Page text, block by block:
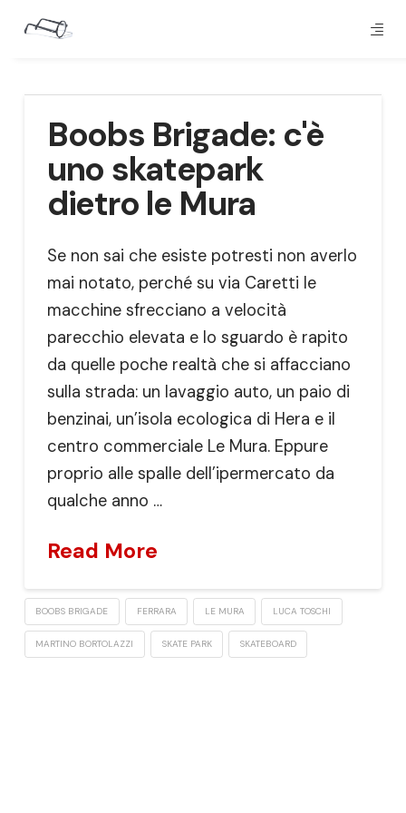
Boobs Brigade: c'è
uno skatepark
dietro le Mura
Se non sai che esiste potresti non averlo
mai notato, perché su via Caretti le
macchine sfrecciano a velocità
parecchio elevata e lo sguardo è rapito
da quelle poche realtà che si affacciano
sulla strada: un lavaggio auto, un paio di
benzinai, un’isola ecologica di Hera e il
centro commerciale Le Mura. Eppure
proprio alle spalle dell’ipermercato da
qualche anno …
Read More
BOOBS BRIGADE FERRARA LE MURA LUCA TOSCHI
MARTINO BORTOLAZZI SKATE PARK SKATEBOARD